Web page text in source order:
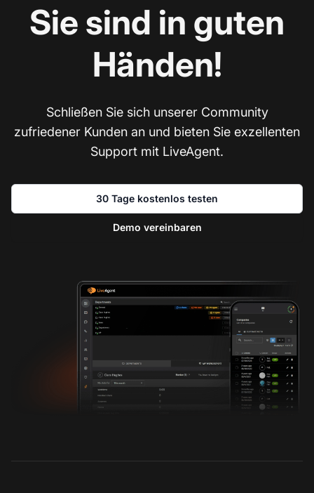
Sie sind in guten
Händen!
Schließen Sie sich unserer Community
zufriedener Kunden an und bieten Sie exzellenten
Support mit LiveAgent.
30 Tage kostenlos testen
Demo vereinbaren